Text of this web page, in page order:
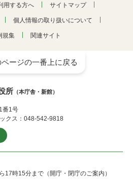
用する方へ サイトマップ
個人情報の取り扱いについて
規集 関連サイト
ページの一番上に戻る
所 （本庁舎・新館）
番1号
クス：048-542-9818
17時15分まで（開庁・閉庁のご案内）